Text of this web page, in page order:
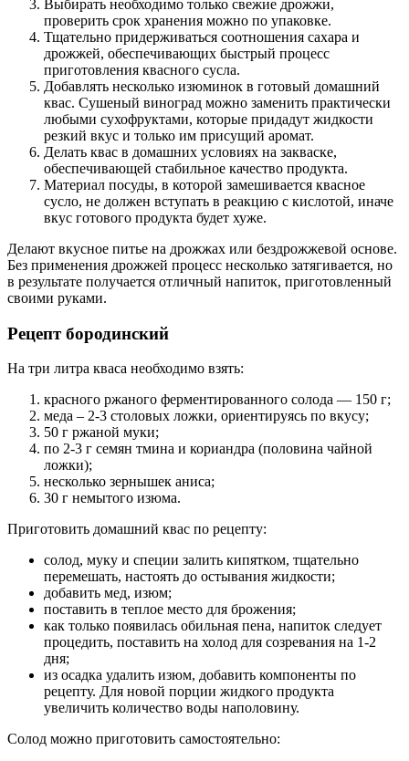
Выбирать необходимо только свежие дрожжи,
проверить срок хранения можно по упаковке.
Тщательно придерживаться соотношения сахара и
дрожжей, обеспечивающих быстрый процесс
приготовления квасного сусла.
Добавлять несколько изюминок в готовый домашний
квас. Сушеный виноград можно заменить практически
любыми сухофруктами, которые придадут жидкости
резкий вкус и только им присущий аромат.
Делать квас в домашних условиях на закваске,
обеспечивающей стабильное качество продукта.
Материал посуды, в которой замешивается квасное
сусло, не должен вступать в реакцию с кислотой, иначе
вкус готового продукта будет хуже.
Делают вкусное питье на дрожжах или бездрожжевой основе.
Без применения дрожжей процесс несколько затягивается, но
в результате получается отличный напиток, приготовленный
своими руками.
Рецепт бородинский
На три литра кваса необходимо взять:
красного ржаного ферментированного солода — 150 г;
меда – 2-3 столовых ложки, ориентируясь по вкусу;
50 г ржаной муки;
по 2-3 г семян тмина и кориандра (половина чайной
ложки);
несколько зернышек аниса;
30 г немытого изюма.
Приготовить домашний квас по рецепту:
солод, муку и специи залить кипятком, тщательно
перемешать, настоять до остывания жидкости;
добавить мед, изюм;
поставить в теплое место для брожения;
как только появилась обильная пена, напиток следует
процедить, поставить на холод для созревания на 1-2
дня;
из осадка удалить изюм, добавить компоненты по
рецепту. Для новой порции жидкого продукта
увеличить количество воды наполовину.
Солод можно приготовить самостоятельно: